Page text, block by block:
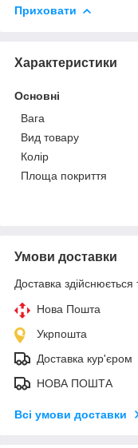
Приховати
Характеристики
Основні
Вага
Вид товару
Колір
Площа покриття
Умови доставки
Доставка здійснюється
Нова Пошта
Укрпошта
Доставка кур'єром
НОВА ПОШТА
Всі умови доставки